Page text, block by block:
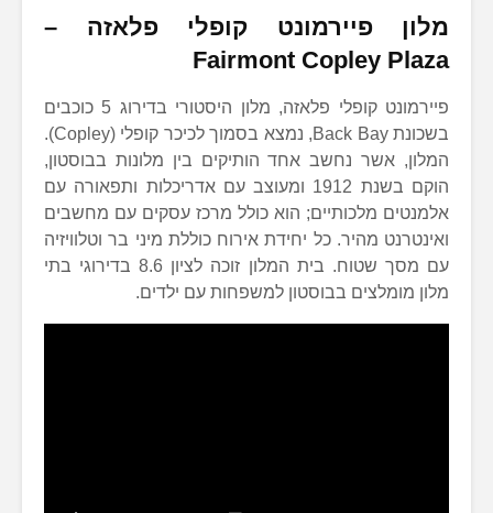
מלון פיירמונט קופלי פלאזה –
Fairmont Copley Plaza
פיירמונט קופלי פלאזה, מלון היסטורי בדירוג 5 כוכבים
בשכונת Back Bay, נמצא בסמוך לכיכר קופלי (Copley).
המלון, אשר נחשב אחד הותיקים בין מלונות בבוסטון,
הוקם בשנת 1912 ומעוצב עם אדריכלות ותפאורה עם
אלמנטים מלכותיים; הוא כולל מרכז עסקים עם מחשבים
ואינטרנט מהיר. כל יחידת אירוח כוללת מיני בר וטלוויזיה
עם מסך שטוח. בית המלון זוכה לציון 8.6 בדירוגי בתי
מלון מומלצים בבוסטון למשפחות עם ילדים.